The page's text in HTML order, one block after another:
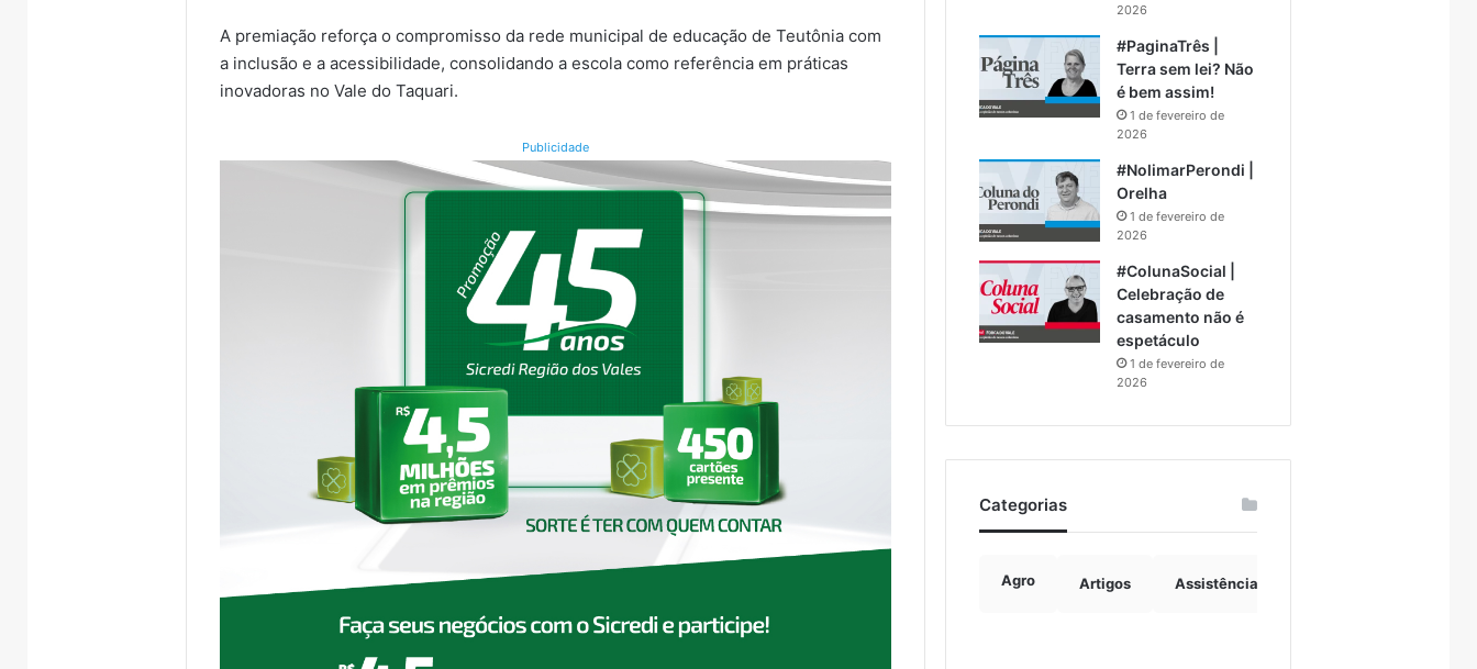
A premiação reforça o compromisso da rede municipal de educação de Teutônia com
a inclusão e a acessibilidade, consolidando a escola como referência em práticas
inovadoras no Vale do Taquari.
Publicidade
2026
#PaginaTrês |
Terra sem lei? Não
é bem assim!
1 de fevereiro de
2026
#NolimarPerondi |
Orelha
1 de fevereiro de
2026
#ColunaSocial |
Celebração de
casamento não é
espetáculo
1 de fevereiro de
2026
Categorias
Agro Artigos Assistência Social